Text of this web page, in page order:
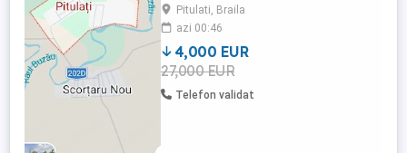
pitoreasca pe malul raului Buzau, la 28 km
de mun. Braila. Pretabil si amplasare
constructie de ...
Pitulati, Braila
azi 00:46
4,000 EUR
27,000 EUR
Telefon validat